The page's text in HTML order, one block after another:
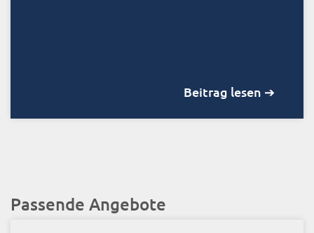
Beitrag lesen ➔
Passende Angebote